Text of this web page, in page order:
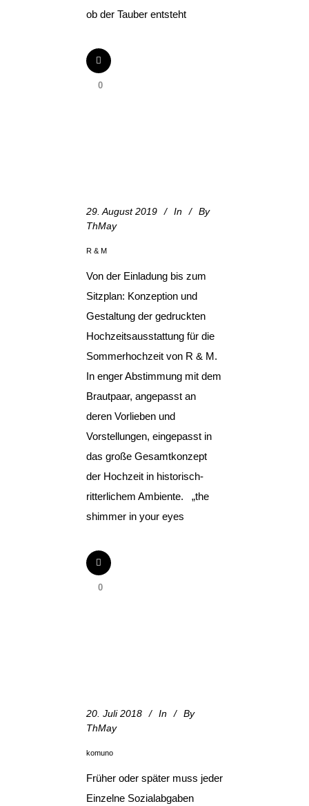
ob der Tauber entsteht
0
29. August 2019 In
By
ThMay
R & M
Von der Einladung bis zum
Sitzplan: Konzeption und
Gestaltung der gedruckten
Hochzeitsausstattung für die
Sommerhochzeit von R & M.
In enger Abstimmung mit dem
Brautpaar, angepasst an
deren Vorlieben und
Vorstellungen, eingepasst in
das große Gesamtkonzept
der Hochzeit in historisch-
ritterlichem Ambiente. „the
shimmer in your eyes
0
20. Juli 2018 In
By
ThMay
komuno
Früher oder später muss jeder
Einzelne Sozialabgaben